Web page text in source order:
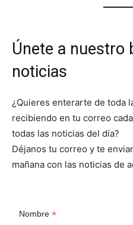
Únete a nuestro
noticias
¿Quieres enterarte de toda
recibiendo en tu correo
todas las noticias del día?
Déjanos tu correo y te
mañana con las noticias de
Nombre*